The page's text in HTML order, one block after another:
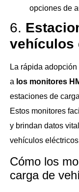
opciones de
6.
vehículos
La rápida
a los monitores
estaciones de
Estos monitores
y brindan datos
vehículos
Cómo los
carga de